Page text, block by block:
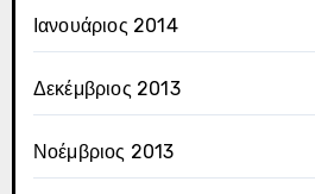
Ιανουάριος 2014
Δεκέμβριος 2013
Νοέμβριος 2013